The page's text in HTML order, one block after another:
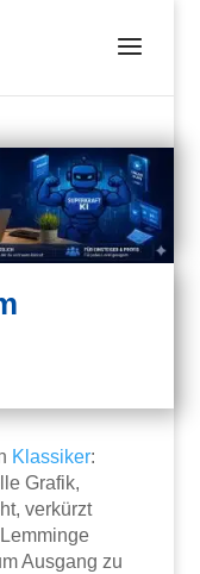
Klassiker:
Grafik,
verkürzt
Ausgang zu